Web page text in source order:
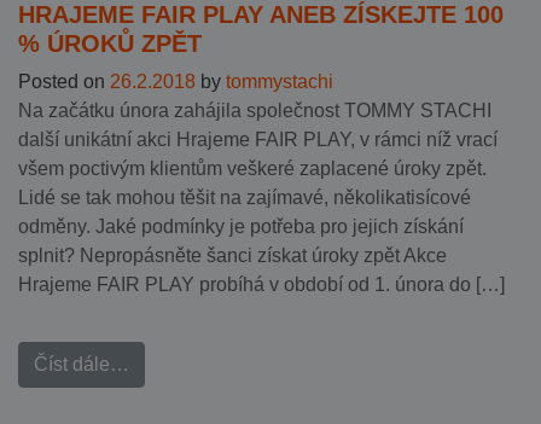
HRAJEME FAIR PLAY ANEB ZÍSKEJTE 100
% ÚROKŮ ZPĚT
Posted on 26.2.2018 by tommystachi
Na začátku února zahájila společnost TOMMY STACHI
další unikátní akci Hrajeme FAIR PLAY, v rámci níž vrací
všem poctivým klientům veškeré zaplacené úroky zpět.
Lidé se tak mohou těšit na zajímavé, několikatisícové
odměny. Jaké podmínky je potřeba pro jejich získání
splnit? Nepropásněte šanci získat úroky zpět Akce
Hrajeme FAIR PLAY probíhá v období od 1. února do […]
Číst dále…